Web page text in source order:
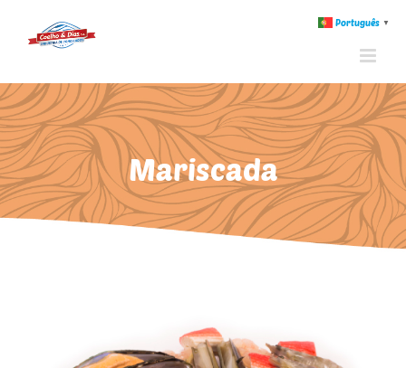
Mariscada
Português ▼